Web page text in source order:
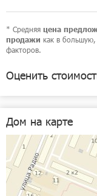
* Средняя цена
продажи как в
факторов.
Оценить
Дом на карте